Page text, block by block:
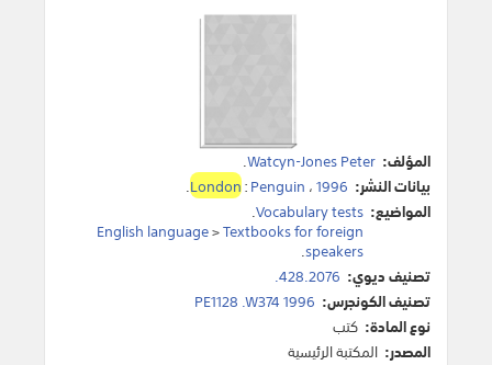
المؤلف: Watcyn-Jones Peter
.
بيانات النشر:
London:Penguin ،1996
.
المواضيع: Vocabulary tests
.
English language>Textbooks for foreign
speakers
.
تصنيف ديوي: 428.2076.
تصنيف الكونجرس: PE1128 .W374 1996
نوع المادة: كتب
المصدر: المكتبة الرئيسية